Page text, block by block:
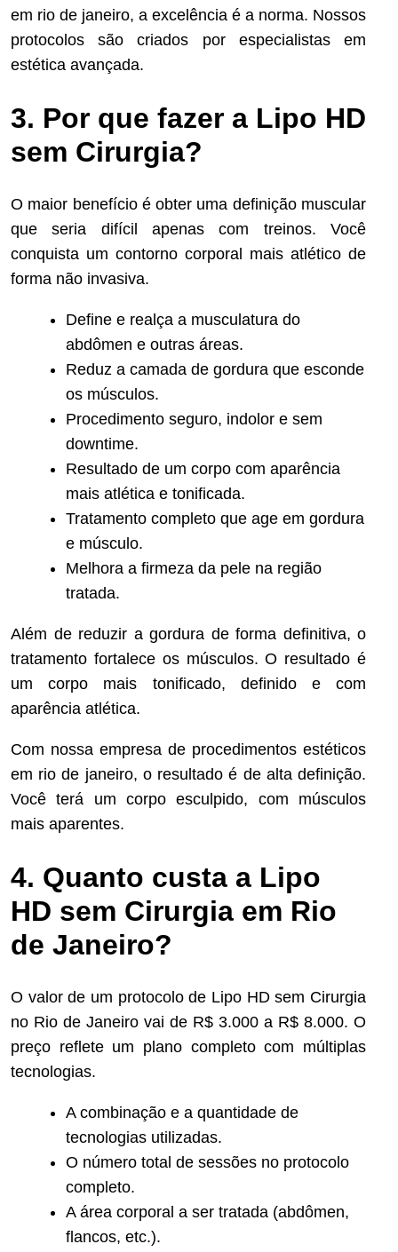
em rio de janeiro, a excelência é a norma. Nossos
protocolos são criados por especialistas em
estética avançada.
3. Por que fazer a Lipo HD
sem Cirurgia?
O maior benefício é obter uma definição muscular
que seria difícil apenas com treinos. Você
conquista um contorno corporal mais atlético de
forma não invasiva.
Define e realça a musculatura do
abdômen e outras áreas.
Reduz a camada de gordura que esconde
os músculos.
Procedimento seguro, indolor e sem
downtime.
Resultado de um corpo com aparência
mais atlética e tonificada.
Tratamento completo que age em gordura
e músculo.
Melhora a firmeza da pele na região
tratada.
Além de reduzir a gordura de forma definitiva, o
tratamento fortalece os músculos. O resultado é
um corpo mais tonificado, definido e com
aparência atlética.
Com nossa empresa de procedimentos estéticos
em rio de janeiro, o resultado é de alta definição.
Você terá um corpo esculpido, com músculos
mais aparentes.
4. Quanto custa a Lipo
HD sem Cirurgia em Rio
de Janeiro?
O valor de um protocolo de Lipo HD sem Cirurgia
no Rio de Janeiro vai de R$ 3.000 a R$ 8.000. O
preço reflete um plano completo com múltiplas
tecnologias.
A combinação e a quantidade de
tecnologias utilizadas.
O número total de sessões no protocolo
completo.
A área corporal a ser tratada (abdômen,
flancos, etc.).